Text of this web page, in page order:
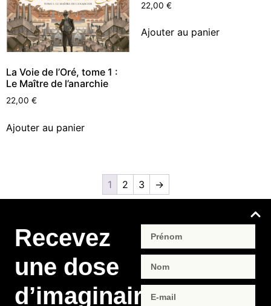
La Voie de l’Oré, tome 1 :
Le Maître de l’anarchie
22,00 €
Ajouter au panier
22,00 €
Ajouter au panier
1 2 3 →
Recevez
une dose
d’imaginaire